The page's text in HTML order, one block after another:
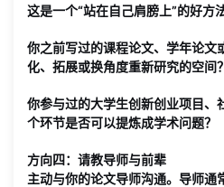
这是一个“站在自己肩膀上”的好方
你之前写过的课程论文、学年论文
化、拓展或换角度重新研究的空间？
你参与过的大学生创新创业项目、
个环节是否可以提炼成学术问题？
方向四：请教导师与前辈
主动与你的论文导师沟通。导师通